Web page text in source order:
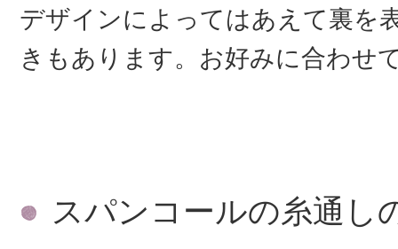
デザインによってはあえて裏を
きもあります。お好みに合わせ
スパンコールの糸通し